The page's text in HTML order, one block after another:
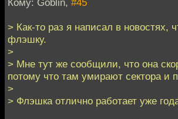
Кому: Goblin, #45
> Как-то раз я написал в новостях,
флэшку.
>
> Мне тут же сообщили, что она
потому что там умирают сектора и
>
> Флэшка отлично работает уже